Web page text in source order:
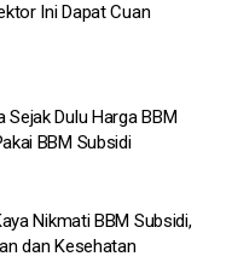
Ini Dapat Cuan
Dulu Harga BBM
BBM Subsidi
Nikmati BBM Subsidi,
dan Kesehatan